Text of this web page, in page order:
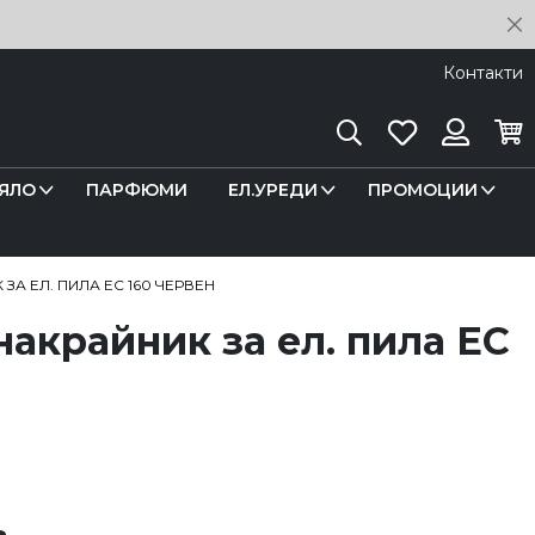
Контакти
ТърсенеЛюбими
ПАРФЮМИ ЕЛ.УРЕДИ ПРОМОЦИИ
ЕЛ. ПИЛА EC 160 ЧЕРВЕН
за ел. пила EC